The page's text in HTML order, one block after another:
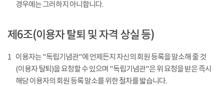
경우에는 그러하지 아니합니다.
제6조(이용자 탈퇴 및 자격 상실 등)
1 이용자는 "독립기념관"에 언제든지 자신의 회원 등록을 말소해 줄 것
(이용자 탈퇴)을 요청할 수 있으며 "독립기념관"은 위 요청을 받은 즉시
해당 이용자의 회원 등록 말소를 위한 절차를 밟습니다.